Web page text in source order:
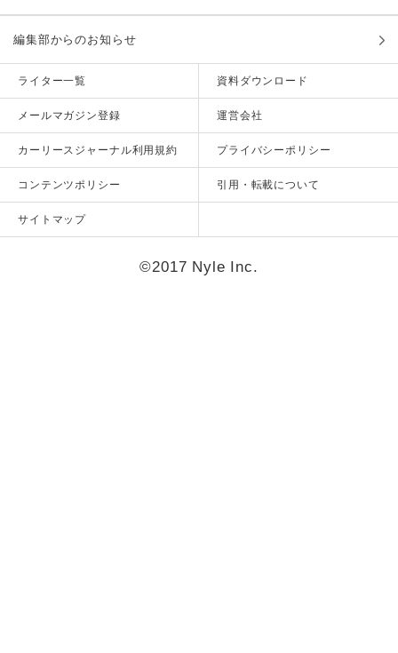
編集部からのお知らせ
ライター一覧 資料ダウンロード
メールマガジン登録 運営会社
カーリースジャーナル利用規約 プライバシーポリシー
コンテンツポリシー 引用・転載について
サイトマップ
©2017 Nyle Inc.